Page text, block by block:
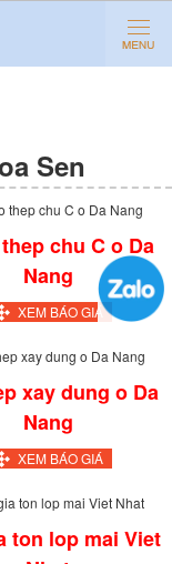
Sen
chu C o Da
Nang
XEM BÁO GIÁ
xay dung o Da
Nang
XEM BÁO GIÁ
ton lop mai Viet